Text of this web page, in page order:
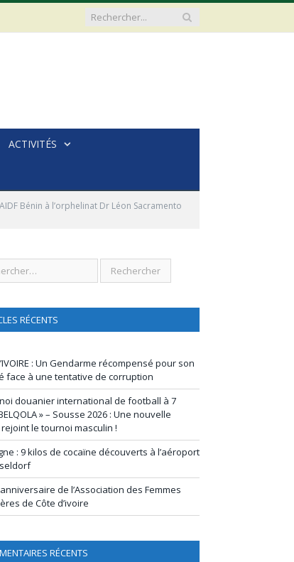
ACTIVITÉS
Bénin à l’orphelinat Dr Léon Sacramento
RÉCENTS
: Un Gendarme récompensé pour son
face à une tentative de corruption
douanier international de football à 7
» – Sousse 2026 : Une nouvelle
le tournoi masculin !
: 9 kilos de cocaïne découverts à l’aéroport
de l’Association des Femmes
de Côte d’ivoire
RÉCENTS